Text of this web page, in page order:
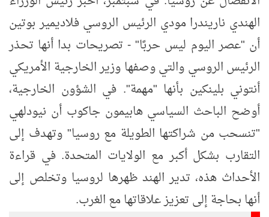
الهندي ناريندرا مودي الرئيس الروسي فلاديمير بوتين
أن "عصر اليوم ليس حربًا" - تصريحات بدا أنها تحذر
الرئيس الروسي والتي وصفها وزير الخارجية الأمريكي
أنتوني بلينكين بأنها "مهمة". في الشؤون الخارجية،
أوضح الباحث السياسي هابيمون جاكوب أن نيودلهي
"تنسحب من شراكتها الطويلة مع روسيا" وتهدف إلى
التقارب بشكل أكبر مع الولايات المتحدة. في قراءة
الأحداث هذه، تدير الهند ظهرها لروسيا وتخلص إلى
أنها بحاجة إلى تعزيز علاقاتها مع الغرب.